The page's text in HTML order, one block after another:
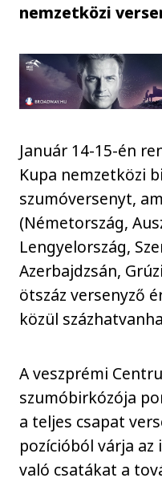
nemzetközi
Január 14-15-én
Kupa nemzetközi
szumóversenyt,
(Németország,
Lengyelország,
Azerbajdzsán,
ötszáz versenyző
közül
A veszprémi
szumóbirkózója
a teljes csapat
pozícióból várja
való csatákat a